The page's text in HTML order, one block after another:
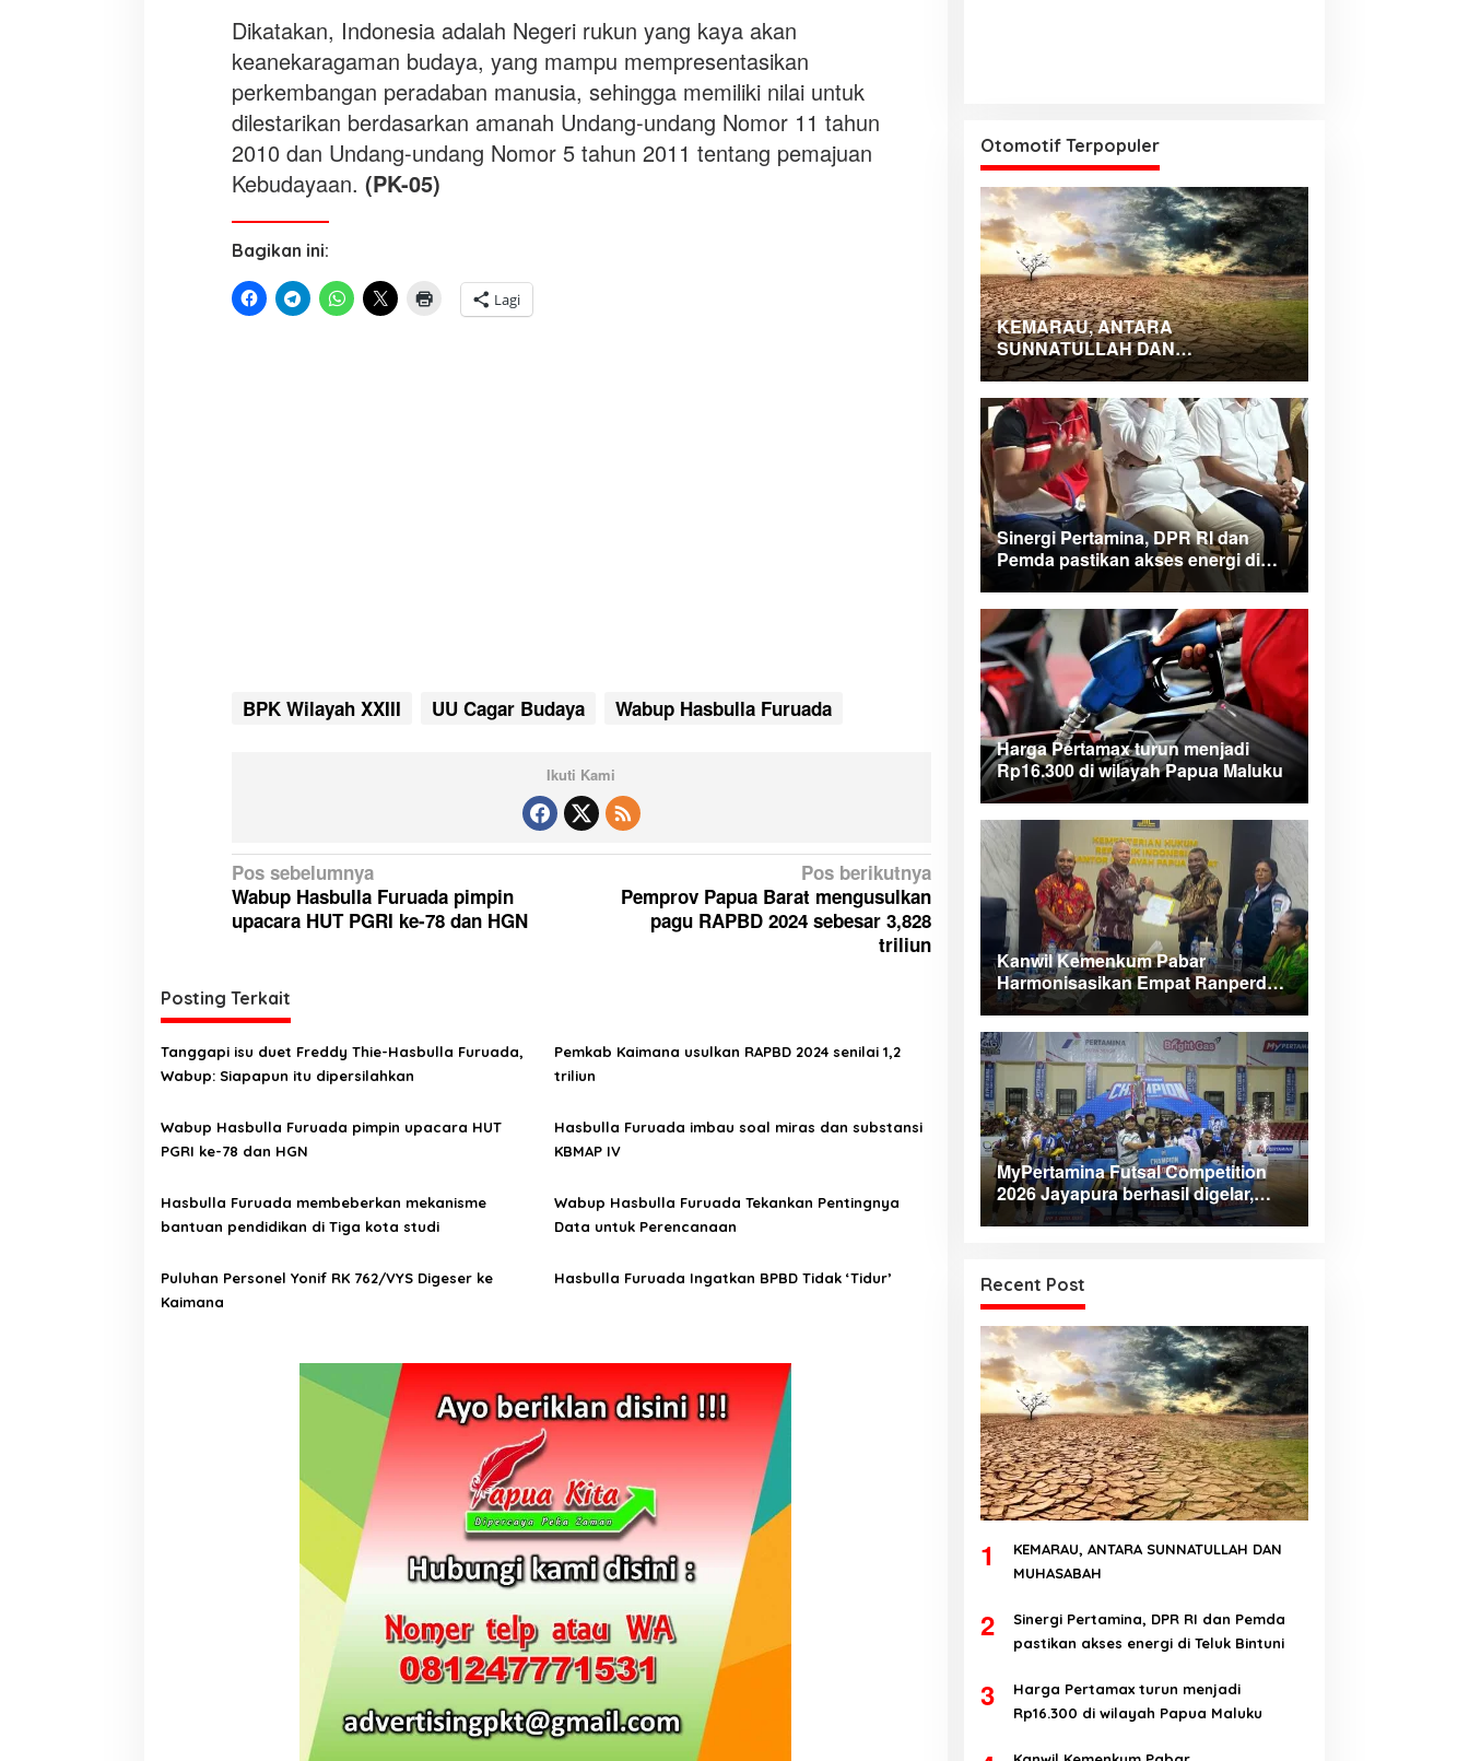
a
t
p
m
u
d
Dikatakan, Indonesia adalah Negeri rukun yang kaya akan
keanekaragaman budaya, yang mampu mempresentasikan
perkembangan peradaban manusia, sehingga memiliki nilai untuk
dilestarikan berdasarkan amanah Undang-undang Nomor 11 tahun
2010 dan Undang-undang Nomor 5 tahun 2011 tentang pemajuan
Kebudayaan. (PK-05)
Bagikan ini:
Lagi
BPK Wilayah XXIII UU Cagar Budaya Wabup Hasbulla Furuada
Ikuti Kami
N
a
v
g
a
s
p
o
s
Pos sebelumnya
Wabup Hasbulla Furuada pimpin
upacara HUT PGRI ke-78 dan HGN
Pos berikutnya
Pemprov Papua Barat mengusulkan
pagu RAPBD 2024 sebesar 3,828
triliun
Posting Terkait
Tanggapi isu duet Freddy Thie-Hasbulla Furuada,
Wabup: Siapapun itu dipersilahkan
Pemkab Kaimana usulkan RAPBD 2024 senilai 1,2
triliun
Wabup Hasbulla Furuada pimpin upacara HUT
PGRI ke-78 dan HGN
Hasbulla Furuada imbau soal miras dan substansi
KBMAP IV
Hasbulla Furuada membeberkan mekanisme
bantuan pendidikan di Tiga kota studi
Wabup Hasbulla Furuada Tekankan Pentingnya
Data untuk Perencanaan
Puluhan Personel Yonif RK 762/VYS Digeser ke
Kaimana
Hasbulla Furuada Ingatkan BPBD Tidak ‘Tidur’
Otomotif Terpopuler
KEMARAU, ANTARA
SUNNATULLAH DAN
MUHASABAH
Sinergi Pertamina, DPR RI dan
Pemda pastikan akses energi di
Teluk Bintuni
Harga Pertamax turun menjadi
Rp16.300 di wilayah Papua Maluku
Kanwil Kemenkum Pabar
Harmonisasikan Empat Ranperda
Kabupaten Teluk Wondama
MyPertamina Futsal Competition
2026 Jayapura berhasil digelar,
dorong talenta muda berprestasi
Recent Post
1
KEMARAU, ANTARA SUNNATULLAH DAN
MUHASABAH
2
Sinergi Pertamina, DPR RI dan Pemda
pastikan akses energi di Teluk Bintuni
3
Harga Pertamax turun menjadi
Rp16.300 di wilayah Papua Maluku